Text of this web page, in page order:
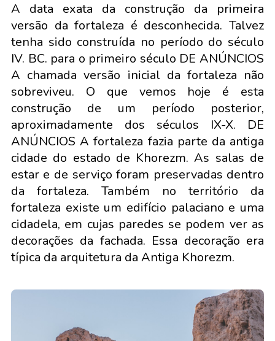
A data exata da construção da primeira
versão da fortaleza é desconhecida. Talvez
tenha sido construída no período do século
IV. BC. para o primeiro século DE ANÚNCIOS
A chamada versão inicial da fortaleza não
sobreviveu. O que vemos hoje é esta
construção de um período posterior,
aproximadamente dos séculos IX-X. DE
ANÚNCIOS A fortaleza fazia parte da antiga
cidade do estado de Khorezm. As salas de
estar e de serviço foram preservadas dentro
da fortaleza. Também no território da
fortaleza existe um edifício palaciano e uma
cidadela, em cujas paredes se podem ver as
decorações da fachada. Essa decoração era
típica da arquitetura da Antiga Khorezm.